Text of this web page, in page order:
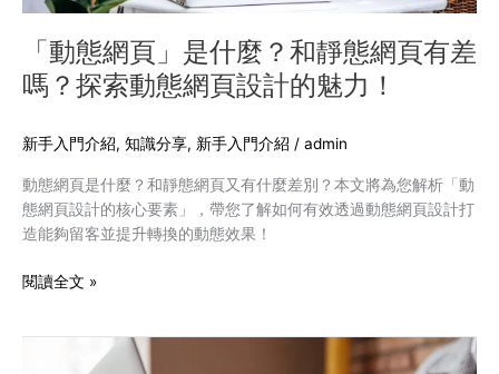
「動態網頁」是什麼？和靜態網頁有差
嗎？探索動態網頁設計的魅力！
新手入門介紹, 知識分享, 新手入門介紹 / admin
動態網頁是什麼？和靜態網頁又有什麼差別？本文將為您解析「動
態網頁設計的核心要素」，帶您了解如何有效透過動態網頁設計打
造能夠留客並提升轉換的動態效果！
網
差
探
動
態
網
設
的
閱讀全文 »